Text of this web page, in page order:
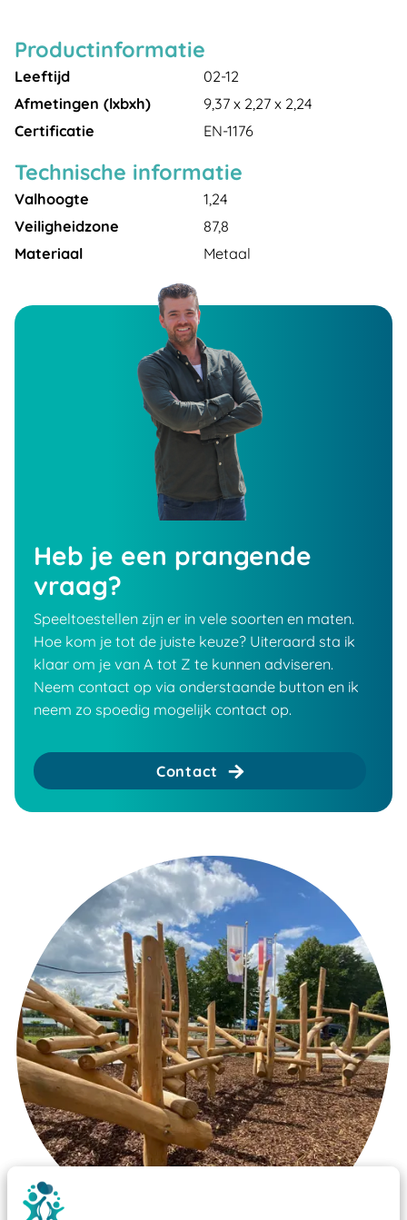
Productinformatie
Leeftijd
02-12
Afmetingen (lxbxh)
9,37 x 2,27 x 2,24
Certificatie
EN-1176
Technische informatie
Valhoogte
1,24
Veiligheidzone
87,8
Materiaal
Metaal
Heb je een prangende
vraag?
Speeltoestellen zijn er in vele soorten en maten.
Hoe kom je tot de juiste keuze? Uiteraard sta ik
klaar om je van A tot Z te kunnen adviseren.
Neem contact op via onderstaande button en ik
neem zo spoedig mogelijk contact op.
Contact